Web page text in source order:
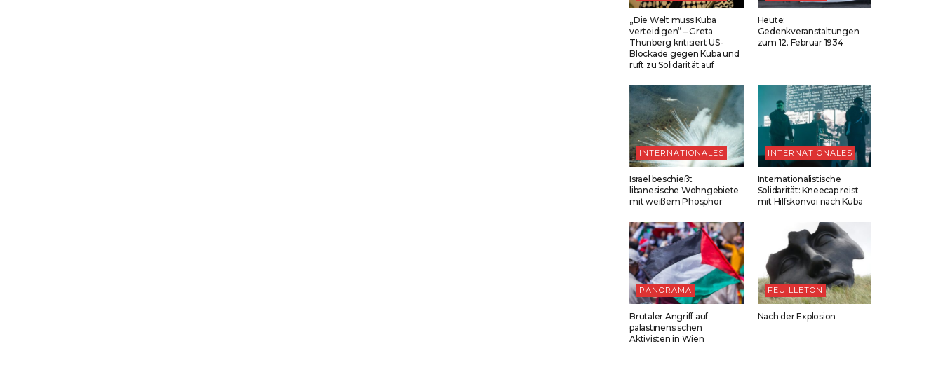
„Die Welt muss Kuba
verteidigen“ – Greta
Thunberg kritisiert US-
Blockade gegen Kuba und
ruft zu Solidarität auf
Heute:
Gedenkveranstaltungen
zum 12. Februar 1934
INTERNATIONALES
Israel beschießt
libanesische Wohngebiete
mit weißem Phosphor
INTERNATIONALES
Internationalistische
Solidarität: Kneecap reist
mit Hilfskonvoi nach Kuba
PANORAMA
Brutaler Angriff auf
palästinensischen
Aktivisten in Wien
FEUILLETON
Nach der Explosion